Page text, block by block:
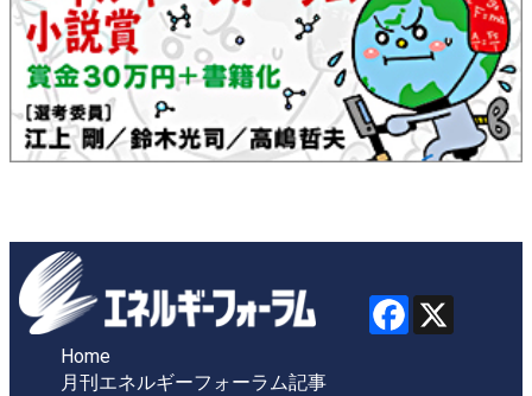
Home
月刊エネルギーフォーラム記事